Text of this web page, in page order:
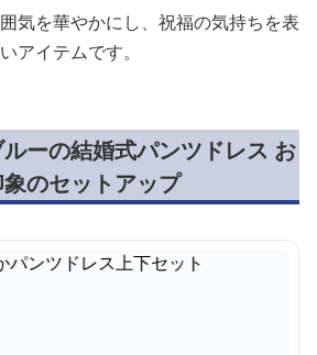
気を華やかにし、祝福の気持ちを表
アイテムです。
ーの結婚式パンツドレス お
のセットアップ